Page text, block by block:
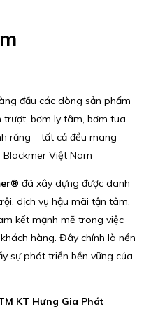
đầu các dòng sản phẩm
bơm ly tâm, bơm tua-
răng – tất cả đều mang
Việt Nam
đã xây dựng được danh
dịch vụ hậu mãi tận tâm,
kết mạnh mẽ trong việc
hàng. Đây chính là nền
sự phát triển bền vững của
KT Hưng Gia Phát